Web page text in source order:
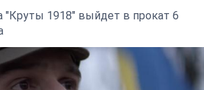
"Круты 1918" выйдет в прокат 6